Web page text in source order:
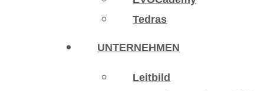
Tedras
UNTERNEHMEN
Leitbild